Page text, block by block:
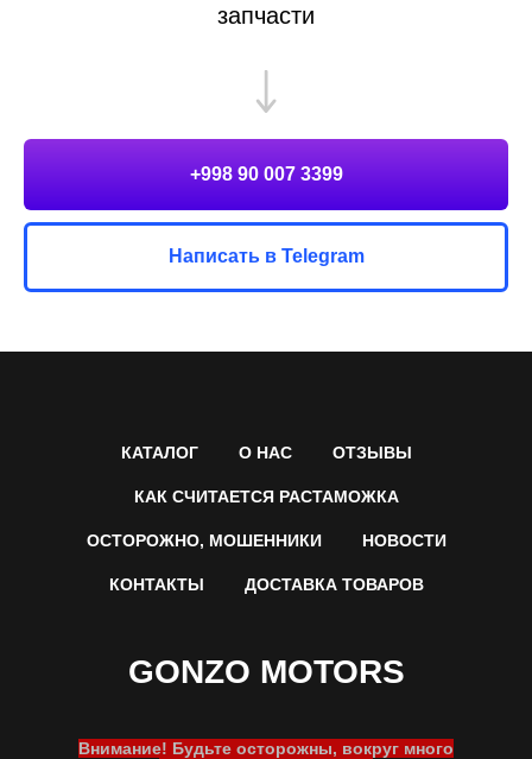
запчасти
+998 90 007 3399
Написать в Telegram
КАТАЛОГ О НАС ОТЗЫВЫ
КАК СЧИТАЕТСЯ РАСТАМОЖКА
ОСТОРОЖНО, МОШЕННИКИ НОВОСТИ
КОНТАКТЫ ДОСТАВКА ТОВАРОВ
GONZO MOTORS
Внимание! Будьте осторожны, вокруг много